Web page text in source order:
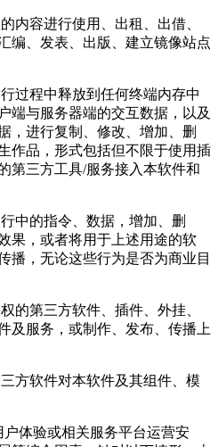
内容进行使用、出租、出借、
编、发表、出版、建立镜像站点
过程中释放到任何终端内存中
端与服务器端的交互数据，以及
，进行复制、修改、增加、删
作品，形式包括但不限于使用插
第三方工具/服务接入本软件和
中的指令、数据，增加、删
果，或者将用于上述用途的软
播，无论这些行为是否为商业目
的第三方软件、插件、外挂、
及服务，或制作、发布、传播上
方软件对本软件及其组件、模
体验或相关服务平台运营安